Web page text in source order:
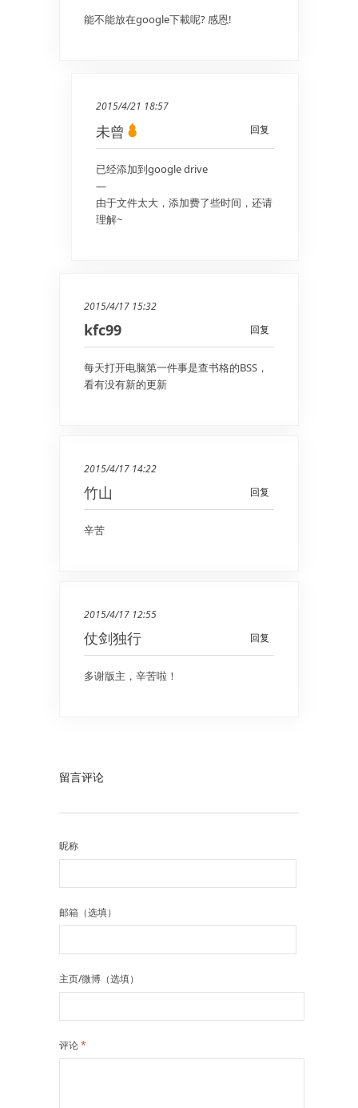
能不能放在google下載呢? 感恩!
2015/4/21 18:57
回复
未曾
已经添加到google drive
—
由于文件太大，添加费了些时间，还请
理解~
2015/4/17 15:32
回复
kfc99
每天打开电脑第一件事是查书格的BSS，
看有没有新的更新
2015/4/17 14:22
回复
竹山
辛苦
2015/4/17 12:55
回复
仗剑独行
多谢版主，辛苦啦！
留言评论
昵称
邮箱（选填）
主页/微博（选填）
评论*